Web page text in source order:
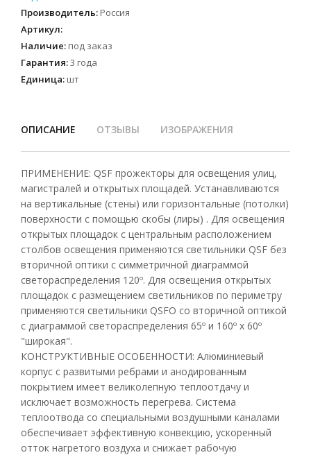
Производитель: Россия
Артикул:
Наличие: под заказ
Гарантия:3 года
Единица: шт
ОПИСАНИЕ ОТЗЫВЫ ИЗОБРАЖЕНИЯ
ПРИМЕНЕНИЕ: QSF прожекторы для освещения улиц,
магистралей и открытых площадей. Устанавливаются
на вертикальные (стены) или горизонтальные (потолки)
поверхности с помощью скобы (лиры) . Для освещения
открытых площадок с центральным расположением
столбов освещения применяются светильники QSF без
вторичной оптики с симметричной диаграммой
светораспределения 120º. Для освещения открытых
площадок с размещением светильников по периметру
применяются светильники QSFO со вторичной оптикой
с диаграммой светораспределения 65º и 160º х 60º
"широкая".
КОНСТРУКТИВНЫЕ ОСОБЕННОСТИ: Алюминиевый
корпус с развитыми ребрами и анодированным
покрытием имеет великолепную теплоотдачу и
исключает возможность перегрева. Система
теплоотвода со специальными воздушными каналами
обеспечивает эффективную конвекцию, ускоренный
отток нагретого воздуха и снижает рабочую